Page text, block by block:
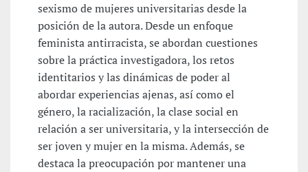
sexismo de mujeres universitarias desde la
posición de la autora. Desde un enfoque
feminista antirracista, se abordan cuestiones
sobre la práctica investigadora, los retos
identitarios y las dinámicas de poder al
abordar experiencias ajenas, así como el
género, la racialización, la clase social en
relación a ser universitaria, y la intersección de
ser joven y mujer en la misma. Además, se
destaca la preocupación por mantener una